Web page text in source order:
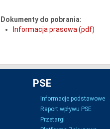
Dokumenty do pobrania:
Informacja prasowa (pdf)
PSE
Informacje podstawowe
Raport wpływu PSE
Przetargi